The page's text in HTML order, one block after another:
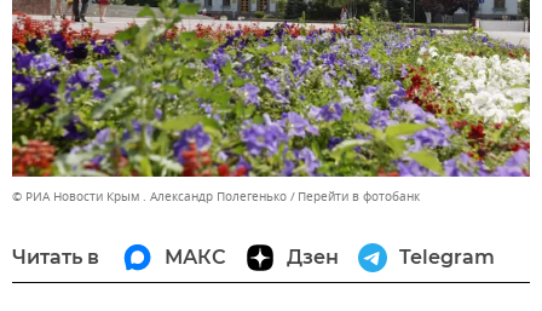
© РИА Новости Крым . Александр Полегенько Перейти в фотобанк
Читать в МАКС Дзен Telegram